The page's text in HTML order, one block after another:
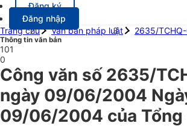
Đăng ký
Đăng nhập
Trang chủ
Văn bản pháp luật 2635/TCHQ-
Thông tin văn bản
101
0
Công văn số 2635/
ngày 09/06/2004
09/06/2004 của Tổng